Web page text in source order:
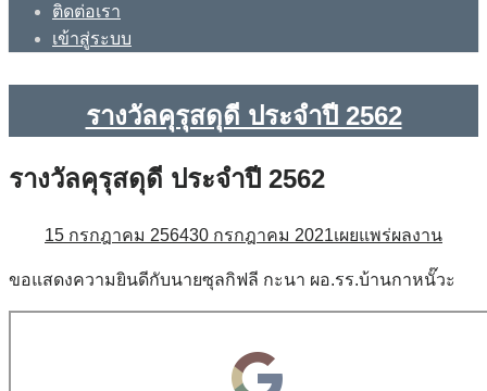
ติดต่อเรา
เข้าสู่ระบบ
รางวัลคุรุสดุดี ประจำปี 2562
รางวัลคุรุสดุดี ประจำปี 2562
15 กรกฎาคม 256430 กรกฎาคม 2021เผยแพร่ผลงาน
ขอแสดงความยินดีกับนายซุลกิฟลี กะนา ผอ.รร.บ้านกาหนั๊วะ